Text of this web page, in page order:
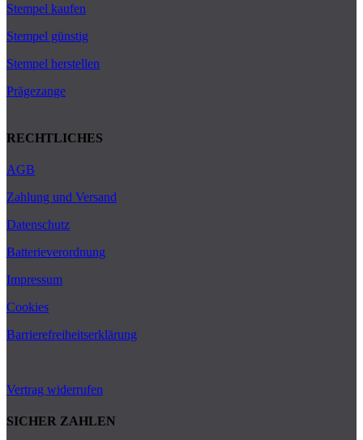
Stempel kaufen
Stempel günstig
Stempel herstellen
Prägezange
RECHTLICHES
AGB
Zahlung und Versand
Datenschutz
Batterieverordnung
Impressum
Cookies
Barrierefreiheitserklärung
Vertrag widerrufen
SICHER ZAHLEN